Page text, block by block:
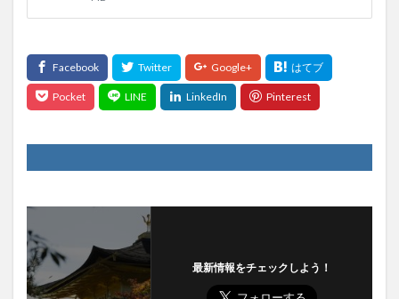
最新情報をチェックしよう！